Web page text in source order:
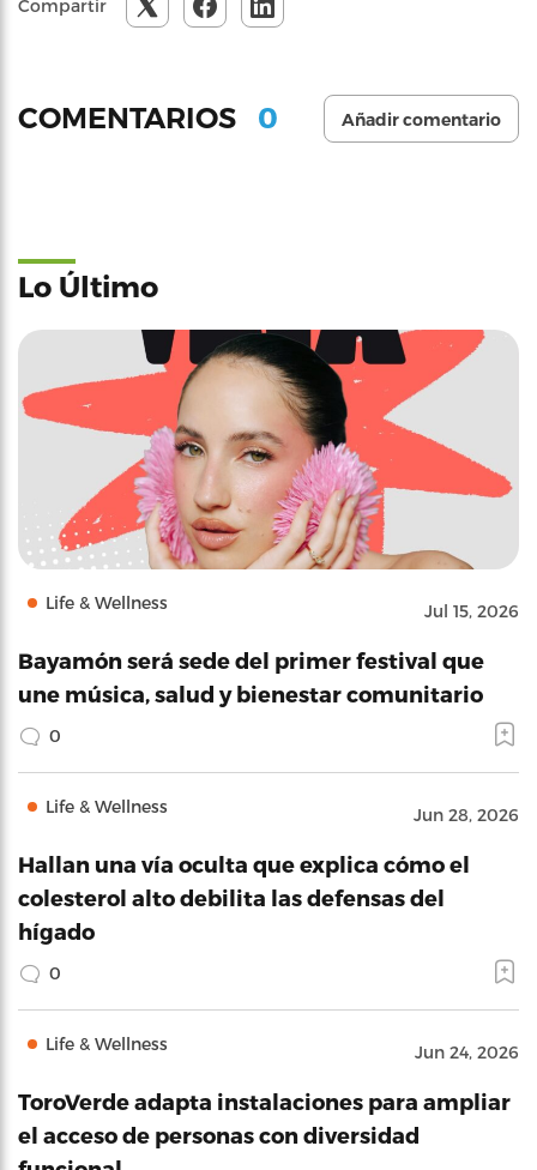
Compartir
COMENTARIOS 0 Añadir comentario
Lo Último
Life & Wellness Jul 15, 2026
Bayamón será sede del primer festival que
une música, salud y bienestar comunitario
0
Life & Wellness Jun 28, 2026
Hallan una vía oculta que explica cómo el
colesterol alto debilita las defensas del
hígado
0
Life & Wellness Jun 24, 2026
ToroVerde adapta instalaciones para ampliar
el acceso de personas con diversidad